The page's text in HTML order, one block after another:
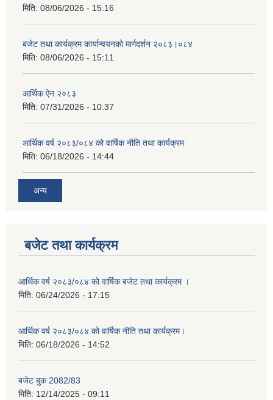
मिति: 08/06/2026 - 15:16
बजेट तथा कार्यक्रम कार्यान्वयनको मार्गदर्शन २०८३।०८४
मिति: 08/06/2026 - 15:11
आर्थिक ऐन २०८३
मिति: 07/31/2026 - 10:37
आर्थिक वर्ष २०८३/०८४ को वार्षिक नीति तथा कार्यक्रम
मिति: 06/18/2026 - 14:44
अन्य
बजेट तथा कार्यक्रम
आर्थिक वर्ष २०८३/०८४ को वार्षिक बजेट तथा कार्यक्रम ।
मिति: 06/24/2026 - 17:15
आर्थिक वर्ष २०८३/०८४ को वार्षिक नीति तथा कार्यक्रम।
मिति: 06/18/2026 - 14:52
बजेट बुक 2082/83
मिति: 12/14/2025 - 09:11